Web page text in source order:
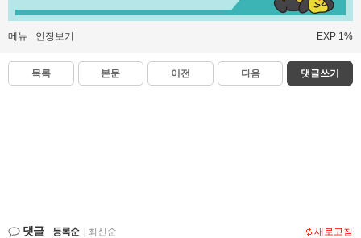
메뉴 인장보기 EXP 1%
목록 본문 이전 다음 댓글쓰기
댓글 등록순 최신순 새로고침